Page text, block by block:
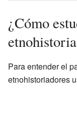
¿Cómo
Para entender el
etnohistoriadores